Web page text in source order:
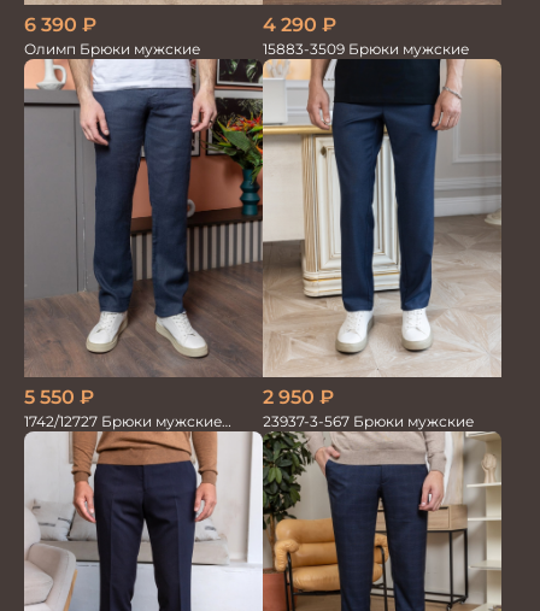
6 390 ₽
Олимп Брюки мужские
4 290 ₽
15883-3509 Брюки мужские
5 550 ₽
1742/12727 Брюки мужские
100%лён син
2 950 ₽
23937-3-567 Брюки мужские